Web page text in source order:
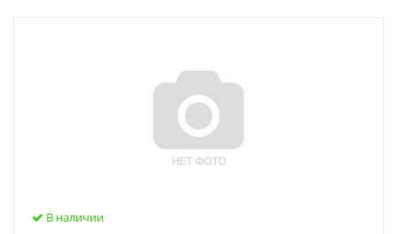
В наличии